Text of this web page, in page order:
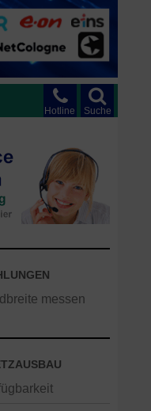
Suche
Hotline
messen